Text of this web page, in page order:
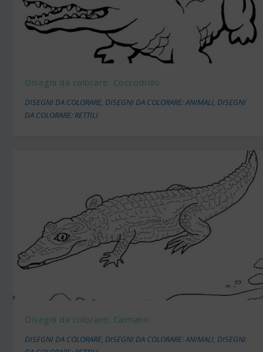
Disegni da colorare: Coccodrillo
DISEGNI DA COLORARE,DISEGNI DA COLORARE: ANIMALI,DISEGNI
DA COLORARE: RETTILI
Disegni da colorare: Caimano
DISEGNI DA COLORARE DISEGNI DA COLORARE: ANIMALI DISEGNI